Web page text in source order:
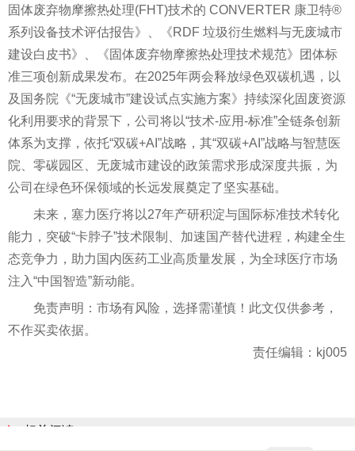
固体废弃物摩擦热处理(FHT)技术的 CONVERTER 康卫特®
系列设备技术评估报告》、《RDF 垃圾衍生燃料与无废城市
建设白皮书》、《固体废弃物摩擦热处理技术规范》团体标
准三项创新成果发布。在2025年两会释放绿色双碳机遇，以
及国务院《“无废城市”建设试点实施方案》持续深化固废资源
化利用要求的背景下，公司将以“技术-应用-标准”全链条创新
体系为支撑，依托“双碳+AI”战略，其“双碳+AI”战略与智慧医
院、零碳园区、无废城市建设的政策需求形成深度共振，为
公司在绿色环保领域的长远发展奠定了坚实基础。
未来，塞力医疗将以27年产研积淀与国际标准技术转化
能力，突破“卡脖子”技术限制、加速国产替代进程，构建全生
态竞争力，助力国内医药工业高质量发展，为全球医疗市场
注入“中国智造”新动能。
免责声明：市场有风险，选择需谨慎！此文仅供参考，
不作买卖依据。
责任编辑：kj005
相关阅读